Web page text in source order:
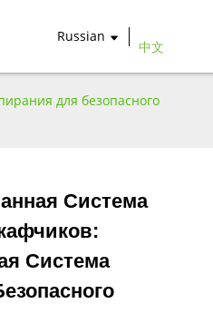
Russian
中文
для безопасного
Система
Система